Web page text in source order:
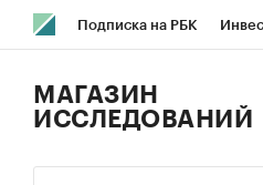
Подписка на РБК
Исследования
МАГАЗИН
ИССЛЕДОВАНИЙ